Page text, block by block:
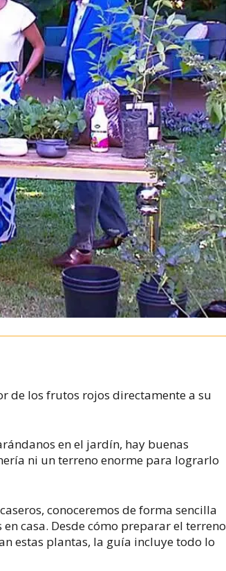
de los frutos rojos directamente a su
en el jardín, hay buenas
ni un terreno enorme para lograrlo
conoceremos de forma sencilla
casa. Desde cómo preparar el terreno
estas plantas, la guía incluye todo lo